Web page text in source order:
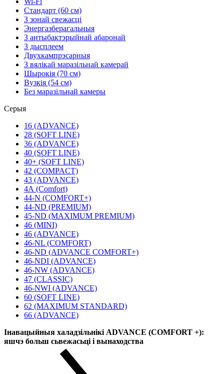
Стандарт (60 см)
З зонай свежасці
Энергазберагальныя
З антыбактэрыйнай абаронай
З дысплеем
Двухкампрэсарныя
З вялікай маразільнай камерай
Шырокія (70 см)
Вузкія (54 см)
Без маразільнай камеры
Серыя
16 (ADVANCE)
28 (SOFT LINE)
36 (ADVANCE)
40 (SOFT LINE)
40+ (SOFT LINE)
42 (COMPACT)
43 (ADVANCE)
4А (Comfort)
44-N (COMFORT+)
44-ND (PREMIUM)
45-ND (MAXIMUM PREMIUM)
46 (MINI)
46 (ADVANCE)
46-NL (COMFORT)
46-ND (ADVANCE COMFORT+)
46-NDI (ADVANCE)
46-NW (ADVANCE)
47 (CLASSIC)
46-NWI (ADVANCE)
60 (SOFT LINE)
62 (MAXIMUM STANDARD)
66 (ADVANCE)
Інавацыйныя халадзільнікі ADVANCE (COMFORT +):
яшчэ больш сьвежасьці і вынаходства